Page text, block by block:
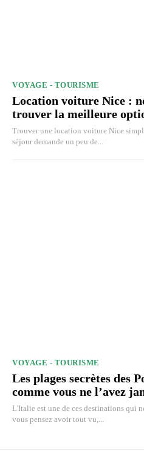
VOYAGE - TOURISME
Location voiture Nice :
trouver la meilleure
Trouver une location voiture Nice
séjour demande un peu de...
VOYAGE - TOURISME
Les plages secrètes des
comme vous ne l’avez
L'Italie est une de ces destinations qui
vous pensez avoir tout vu,...